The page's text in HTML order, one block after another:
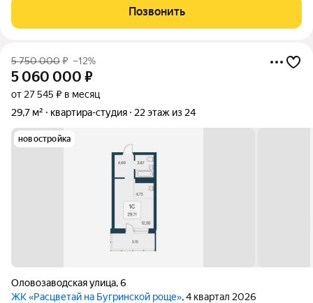
микрорайоне Бугринская роща на ул. Оловозаводской.
Вдохновляющие виды открываются на
Позвонить
5 750 000₽ –12%
5 060 000 ₽
от 27 545 ₽ в месяц
29,7 м²
квартира-студия 22 этаж из 24
новостройка
Оловозаводская улица,6
ЖК «Расцветай на Бугринской роще», 4 квартал 2026